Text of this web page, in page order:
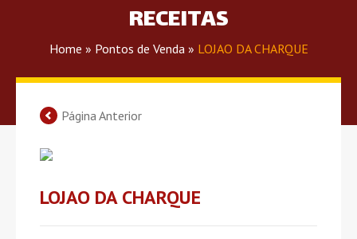
RECEITAS
Home » Pontos de Venda » LOJAO DA CHARQUE
Página Anterior
LOJAO DA CHARQUE